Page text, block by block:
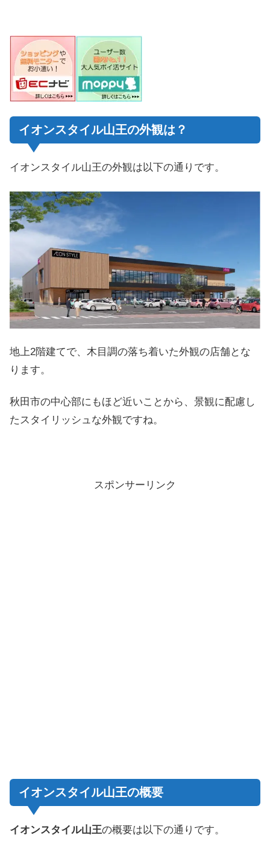
イオンスタイル山王の外観は？
イオンスタイル山王の外観は以下の通りです。
地上2階建てで、木目調の落ち着いた外観の店舗とな
ります。
秋田市の中心部にもほど近いことから、景観に配慮し
たスタイリッシュな外観ですね。
スポンサーリンク
イオンスタイル山王の概要
イオンスタイル山王の概要は以下の通りです。